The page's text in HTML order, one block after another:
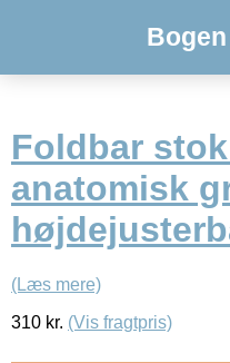
Foldbar
anatomisk
(Læs mere)
310 kr. (Vis fragtpris)